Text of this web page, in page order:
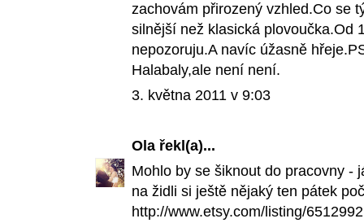
zachovám přirozený vzhled.Co se
silnější než klasická plovoučka.Od
nepozoruju.A navíc úžasně
Halabaly,ale není není.
3. května 2011 v 9:03
Ola řekl(a)...
Mohlo by se šiknout do pracovny -
na židli si ještě nějaký ten pátek
http://www.etsy.com/listing/